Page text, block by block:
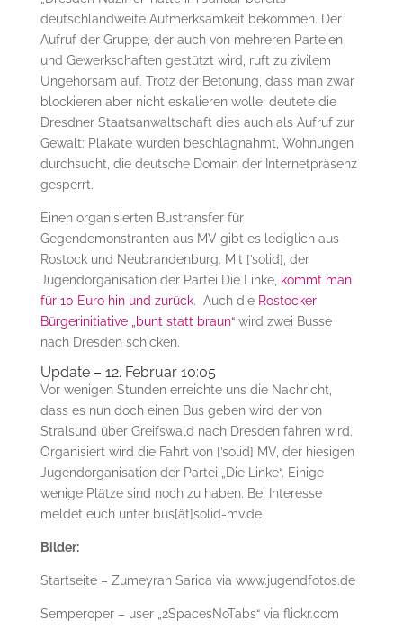
deutschlandweite Aufmerksamkeit bekommen. Der
Aufruf der Gruppe, der auch von mehreren Parteien
und Gewerkschaften gestützt wird, ruft zu zivilem
Ungehorsam auf. Trotz der Betonung, dass man zwar
blockieren aber nicht eskalieren wolle, deutete die
Dresdner Staatsanwaltschaft dies auch als Aufruf zur
Gewalt: Plakate wurden beschlagnahmt, Wohnungen
durchsucht, die deutsche Domain der Internetpräsenz
gesperrt.
Einen organisierten Bustransfer für
Gegendemonstranten aus MV gibt es lediglich aus
Rostock und Neubrandenburg. Mit [’solid], der
Jugendorganisation der Partei Die Linke, kommt man
für 10 Euro hin und zurück. Auch die Rostocker
Bürgerinitiative „bunt statt braun“wird zwei Busse
nach Dresden schicken.
Update – 12. Februar 10:05
Vor wenigen Stunden erreichte uns die Nachricht,
dass es nun doch einen Bus geben wird der von
Stralsund über Greifswald nach Dresden fahren wird.
Organisiert wird die Fahrt von [’solid] MV, der hiesigen
Jugendorganisation der Partei „Die Linke“. Einige
wenige Plätze sind noch zu haben. Bei Interesse
meldet euch unter bus[ät]solid-mv.de
Bilder:
Startseite – Zumeyran Sarica via www.jugendfotos.de
Semperoper – user „2SpacesNoTabs“ via flickr.com